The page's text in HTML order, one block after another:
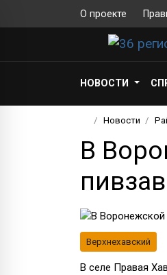
О проекте
НОВОСТИ
Новости
В
Верхнехавский
В селе Правая